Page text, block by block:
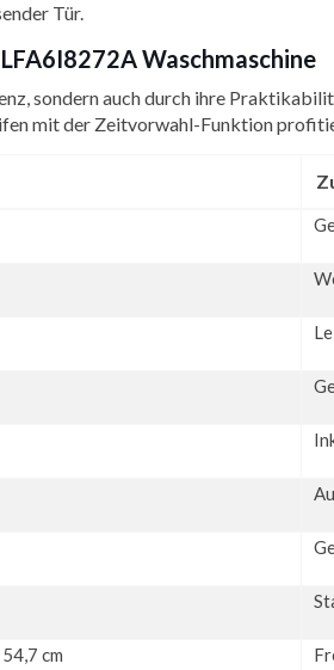
Tür.
Waschmaschine
sondern auch durch ihre
mit der Zeitvorwahl-Funktion
cm